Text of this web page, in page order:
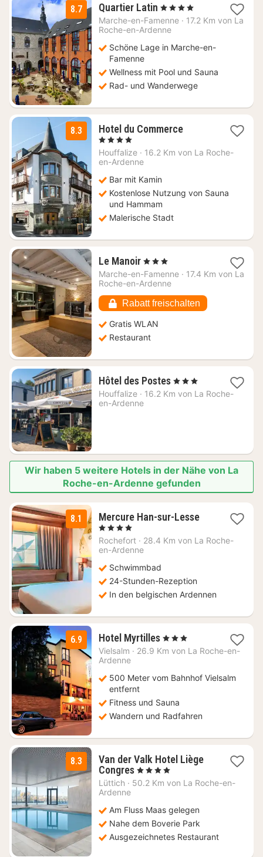
8.7 Quartier Latin 3
Nächte
ab
€
, 4 Sterne
Marche-en-Famenne · 17.2 Km von La
Roche-en-Ardenne
Schöne Lage in Marche-en-
Famenne
Wellness mit Pool und Sauna
Rad- und Wanderwege
8.3 Hotel du Commerce1
ab
, 4 Sterne
Houffalize · 16.2 Km von La Roche-
en-Ardenne
Bar mit Kamin
Kostenlose Nutzung von Sauna
und Hammam
Malerische Stadt
Le Manoir1
Nacht
ab
€
, 3 Sterne
Marche-en-Famenne · 17.4 Km von La
Roche-en-Ardenne
Rabatt freischalten
Gratis WLAN
Restaurant
Hôtel des Postes1
Nacht
, 3 Sterne
Houffalize · 16.2 Km von La Roche-
en-Ardenne
Wir haben 5 weitere Hotels in der Nähe von La
Roche-en-Ardenne gefunden
8.1 Mercure Han-sur-Lesse1
ab
, 4 Sterne
Rochefort · 28.4 Km von La Roche-
en-Ardenne
Schwimmbad
24-Stunden-Rezeption
In den belgischen Ardennen
6.9 Hotel Myrtilles1
Nacht
€
, 3 Sterne
Vielsalm · 26.9 Km von La Roche-en-
Ardenne
500 Meter vom Bahnhof Vielsalm
entfernt
Fitness und Sauna
Wandern und Radfahren
8.3
Van der Valk Hotel Liège
Congres1
Nacht
€
, 4 Sterne
Lüttich · 50.2 Km von La Roche-en-
Ardenne
Am Fluss Maas gelegen
Nahe dem Boverie Park
Ausgezeichnetes Restaurant